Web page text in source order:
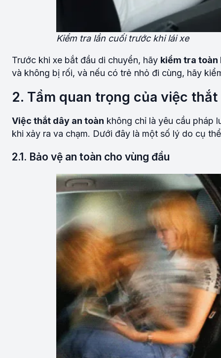
Kiểm tra lần cuối trước khi lái xe
Trước khi xe bắt đầu di chuyển, hãy kiểm tra toàn
và không bị rối, và nếu có trẻ nhỏ đi cùng, hãy
2. Tầm quan trọng của việc
Việc thắt dây an toàn không chỉ là yêu cầu pháp
khi xảy ra va chạm. Dưới đây là một số lý do cụ
2.1. Bảo vệ an toàn cho vùng đầu